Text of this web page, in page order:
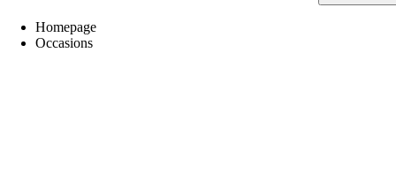
Homepage
Occasions